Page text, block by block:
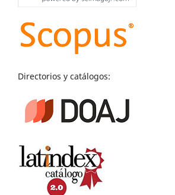
Directorios y catálogos: